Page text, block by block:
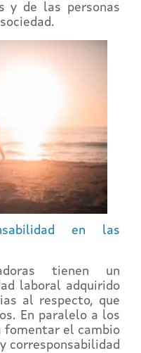
y de las personas
en las
tienen un
laboral adquirido
al respecto, que
En paralelo a los
fomentar el cambio
corresponsabilidad